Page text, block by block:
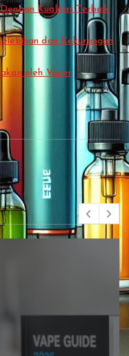
Kualitas Terbaik
dan Kekurangan
oleh Vaper